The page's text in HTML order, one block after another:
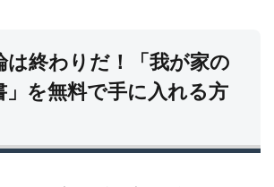
は終わりだ！「我が家の
」を無料で手に入れる方